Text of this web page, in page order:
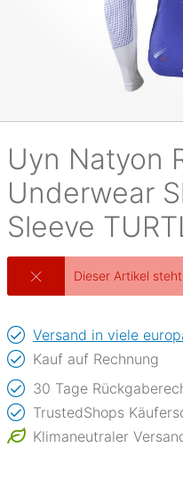
Uyn Natyon
Underwear
Sleeve
Dieser Artikel
Versand in viele
Kauf auf Rechnung
30 Tage
TrustedShops
Klimaneutraler